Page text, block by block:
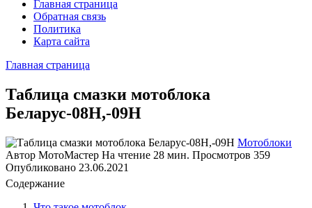
Главная страница
Обратная связь
Политика
Карта сайта
Главная страница
Таблица смазки мотоблока
Беларус-08Н,-09Н
Мотоблоки
Автор МотоМастер На чтение 28 мин. Просмотров 359
Опубликовано 23.06.2021
Содержание